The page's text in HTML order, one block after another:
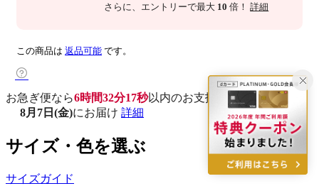
さらに 、エントリーで最大 10 倍！詳細
この商品は 返品可能 です。
お急ぎ便なら6時間32分16秒以内のお支払いで
8月7日(金)にお届け 詳細
サイズ・色を選ぶ
サイズガイド